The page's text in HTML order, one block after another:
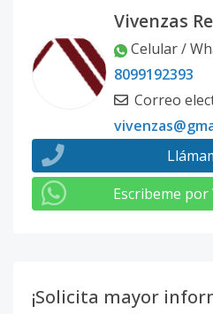
Vivenzas
Celular /
8099192393
Correo
Escribeme
¡Solicita mayor